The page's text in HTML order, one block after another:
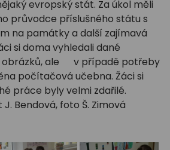
evropský stát. Za úkol měli
průvodce příslušného státu s
na památky a další zajímavá
si doma vyhledali dané
obrázků, ale v případě potřeby
počítačová učebna. Žáci si
práce byly velmi zdařilé.
foto Š. Zimová